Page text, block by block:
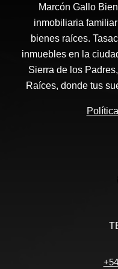
Marcón Gallo
inmobiliaria
bienes raíces.
inmuebles en la
Sierra de los
Raíces, donde tus